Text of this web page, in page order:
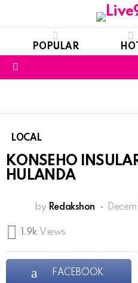
POPULAR HOT
LOCAL
KONSEHO
HULANDA
by Redakshon
1.9k Views
FACEBOOK